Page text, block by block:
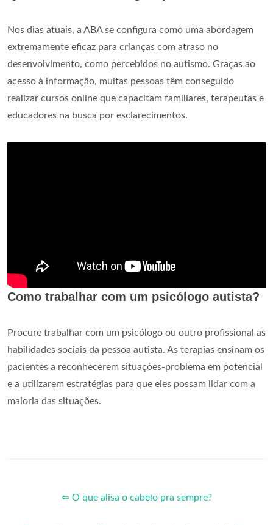
Nos dias atuais, a ABA se configura como uma abordagem
extremamente eficaz para crianças com atraso no
desenvolvimento, como percebidos no autismo. Graças ao
acesso à informação, muitas pessoas têm conseguido
realizar cursos online que capacitam familiares, terapeutas e
educadores na busca por esclarecimentos.
Como trabalhar com um psicólogo autista?
Procure trabalhar com um psicólogo ou outro profissional as
habilidades sociais da pessoa autista. As terapias ensinam os
pacientes a reconhecerem situações-problema em potencial
e a utilizarem estratégias para que eles possam lidar com a
maioria das situações.
⇐ O que alisa o cabelo pra sempre?